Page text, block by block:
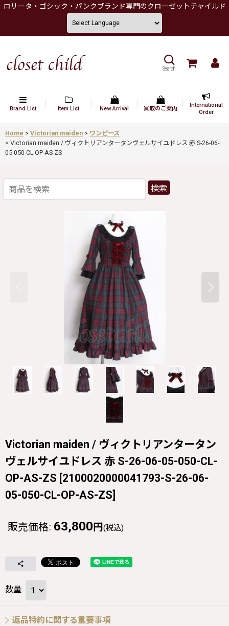
ロリータ・ゴシック・パンクブランド専門のクローゼットチャイルド
Search
Brand List Item List New Arrival 買取のご案内
International
Order
Home > Victorian maiden > ワンピース
> Victorian maiden / ヴィクトリアンタータンヴェルサイユドレス 赤 S-26-06-
05-050-CL-OP-AS-ZS
検索
Victorian maiden / ヴィクトリアンタータン
ヴェルサイユドレス 赤 S-26-06-05-050-CL-
OP-AS-ZS [2100020000041793-S-26-06-
05-050-CL-OP-AS-ZS]
販売価格: 63,800 円 (税込)
数量:
返品特約に関する重要事項